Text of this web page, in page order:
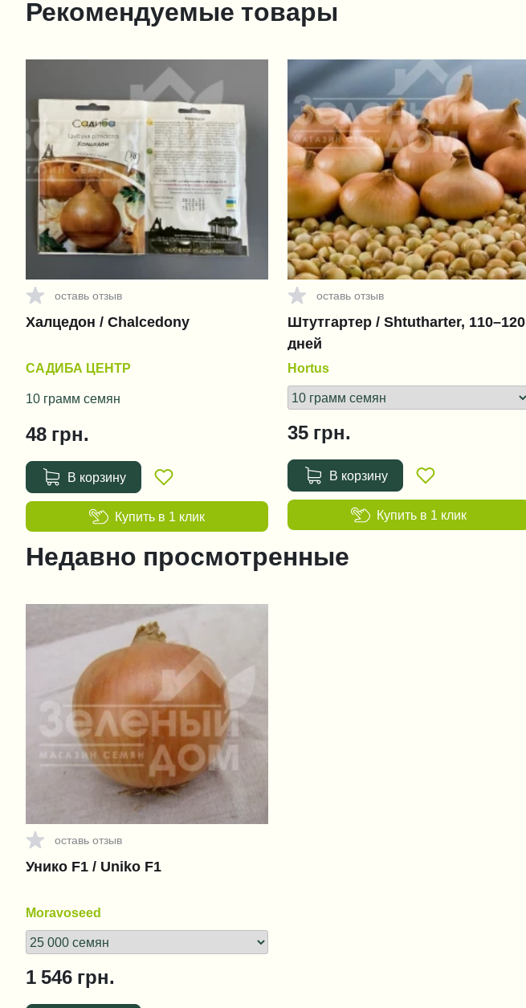
Рекомендуемые товары
оставь отзыв
Халцедон / Chalcedony
САДИБА ЦЕНТР
10 грамм семян
48 грн.
В корзину
Купить в 1 клик
оставь отзыв
Штутгартер / Shtutharter, 110–120
дней
Hortus
35 грн.
В корзину
Купить в 1 клик
Недавно просмотренные
оставь отзыв
Унико F1 / Uniko F1
Moravoseed
1 546 грн.